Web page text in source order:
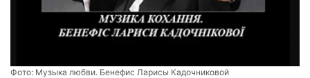
Фото: Музыка любви. Бенефис Ларисы Кадочниковой